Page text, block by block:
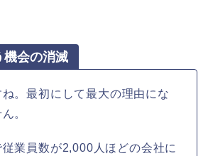
会の消滅
。最初にして最大の理由にな
。
業員数が2,000人ほどの会社に